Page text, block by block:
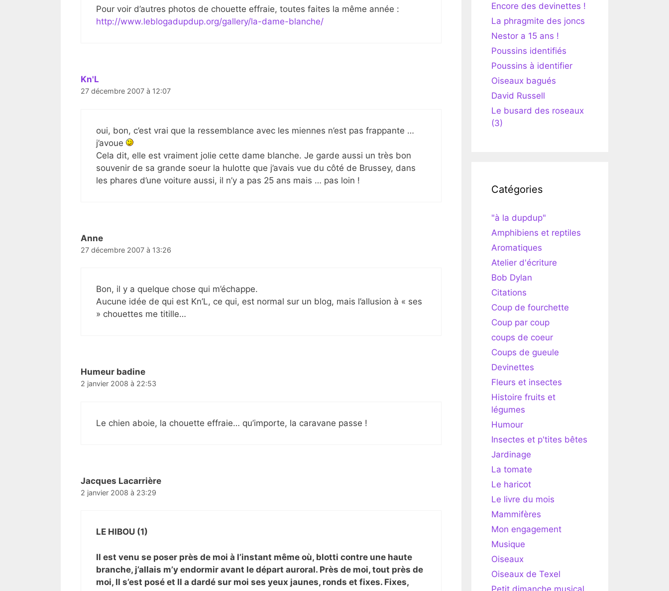
Pour voir d’autres photos de chouette effraie, toutes faites la même année :
http://www.leblogadupdup.org/gallery/la-dame-blanche/
Kn'L
27 décembre 2007 à 12:07
oui, bon, c’est vrai que la ressemblance avec les miennes n’est pas frappante …
j’avoue
Cela dit, elle est vraiment jolie cette dame blanche. Je garde aussi un très bon
souvenir de sa grande soeur la hulotte que j’avais vue du côté de Brussey, dans
les phares d’une voiture aussi, il n’y a pas 25 ans mais … pas loin !
Anne
27 décembre 2007 à 13:26
Bon, il y a quelque chose qui m’échappe.
Aucune idée de qui est Kn’L, ce qui, est normal sur un blog, mais l’allusion à « ses
» chouettes me titille…
Humeur badine
2 janvier 2008 à 22:53
Le chien aboie, la chouette effraie… qu’importe, la caravane passe !
Jacques Lacarrière
2 janvier 2008 à 23:29
LE HIBOU (1)
Il est venu se poser près de moi à l’instant même où, blotti contre une haute
branche, j’allais m’y endormir avant le départ auroral. Près de moi, tout près de
moi, Il s’est posé et Il a dardé sur moi ses yeux jaunes, ronds et fixes. Fixes,
Encore des devinettes !
La phragmite des joncs
Nestor a 15 ans !
Poussins identifiés
Poussins à identifier
Oiseaux bagués
David Russell
Le busard des roseaux
(3)
Catégories
"à la dupdup"
Amphibiens et reptiles
Aromatiques
Atelier d'écriture
Bob Dylan
Citations
Coup de fourchette
Coup par coup
coups de coeur
Coups de gueule
Devinettes
Fleurs et insectes
Histoire fruits et
légumes
Humour
Insectes et p'tites bêtes
Jardinage
La tomate
Le haricot
Le livre du mois
Mammifères
Mon engagement
Musique
Oiseaux
Oiseaux de Texel
Petit dimanche musical